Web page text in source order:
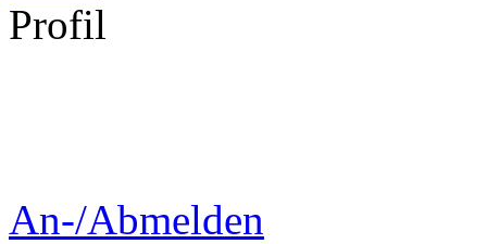
Profil
An-/Abmelden